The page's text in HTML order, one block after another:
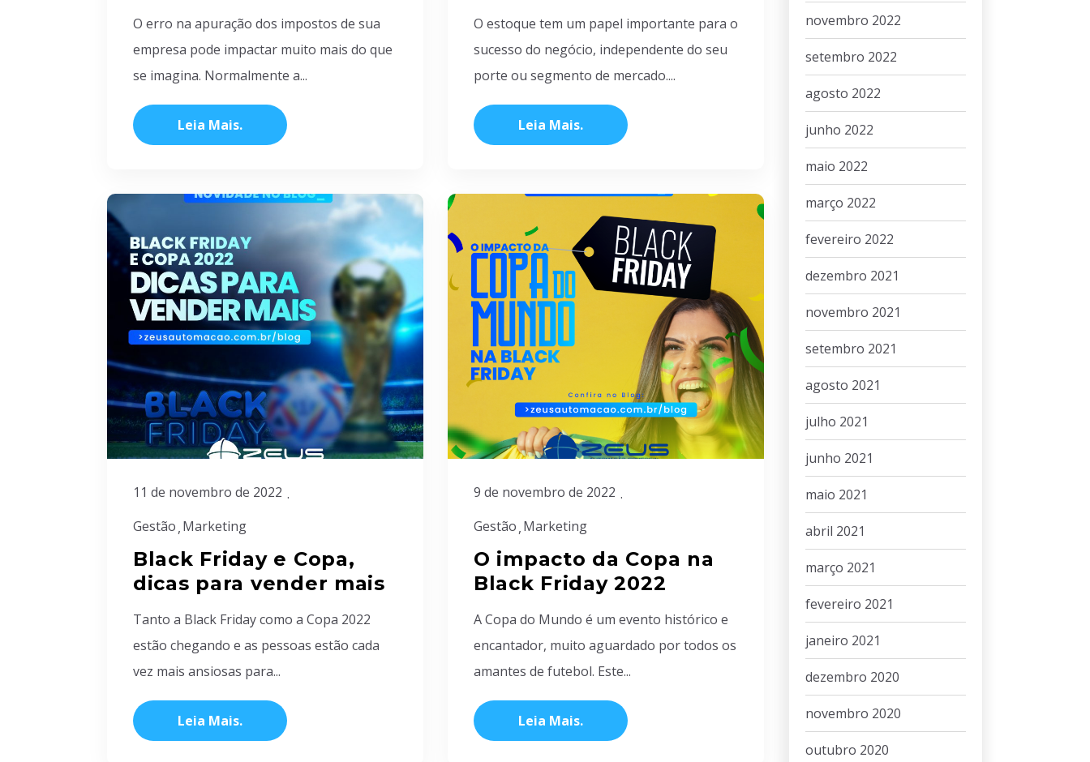
O erro na apuração dos impostos de sua
empresa pode impactar muito mais do que
se imagina. Normalmente a...
Leia Mais
O estoque tem um papel importante para o
sucesso do negócio, independente do seu
porte ou segmento de mercado....
Leia Mais
11 de novembro de 2022
Gestão Marketing
Black Friday e Copa,
dicas para vender mais
Tanto a Black Friday como a Copa 2022
estão chegando e as pessoas estão cada
vez mais ansiosas para...
Leia Mais
9 de novembro de 2022
Gestão Marketing
O impacto da Copa na
Black Friday 2022
A Copa do Mundo é um evento histórico e
encantador, muito aguardado por todos os
amantes de futebol. Este...
Leia Mais
novembro 2022
setembro 2022
agosto 2022
junho 2022
maio 2022
março 2022
fevereiro 2022
dezembro 2021
novembro 2021
setembro 2021
agosto 2021
julho 2021
junho 2021
maio 2021
abril 2021
março 2021
fevereiro 2021
janeiro 2021
dezembro 2020
novembro 2020
outubro 2020